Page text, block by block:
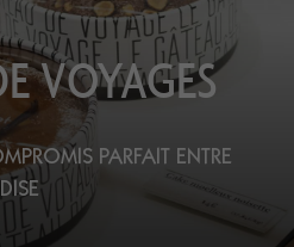
VOYAGES
PARFAIT ENTRE